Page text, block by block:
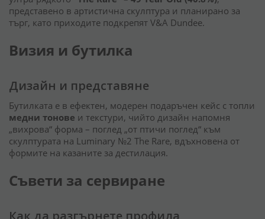
представено в артистична скулптура и планирано за
търг, като приходите подкрепят V&A Dundee.
Визия и бутилка
Дизайн и представяне
Бутилката е в ефектен, модерен подаръчен кейс с топли
медни тонове и текстури, чийто дизайн напомня
„вихрова“ форма – поглед „от птичи поглед“ към
скулптурата на Luminary №2 The Rare, вдъхновена от
формите на казаните за дестилация.
Съвети за сервиране
Как да разгърнете профила